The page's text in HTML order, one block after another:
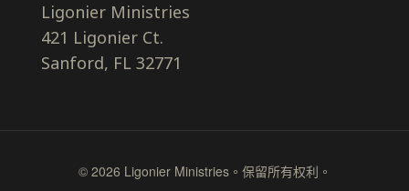
Ligonier Ministries
421 Ligonier Ct.
Sanford, FL 32771
© 2026 Ligonier Ministries。保留所有权利。